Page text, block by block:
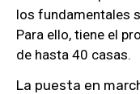
los fundamentales
Para ello, tiene el
de hasta 40 casas.
La puesta en